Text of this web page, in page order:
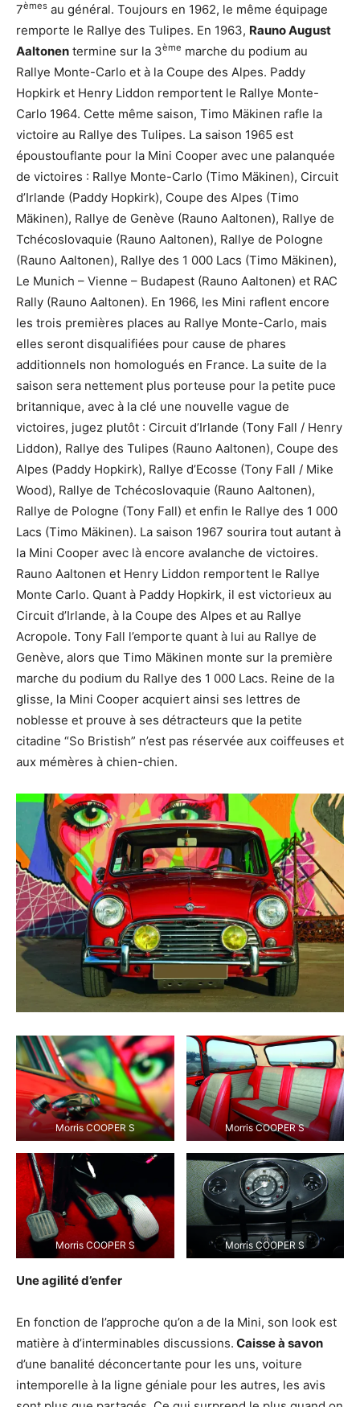
7èmes au général. Toujours en 1962, le même équipage
remporte le Rallye des Tulipes. En 1963, Rauno August
Aaltonen termine sur la 3ème marche du podium au
Rallye Monte-Carlo et à la Coupe des Alpes. Paddy
Hopkirk et Henry Liddon remportent le Rallye Monte-
Carlo 1964. Cette même saison, Timo Mäkinen rafle la
victoire au Rallye des Tulipes. La saison 1965 est
époustouflante pour la Mini Cooper avec une palanquée
de victoires : Rallye Monte-Carlo (Timo Mäkinen), Circuit
d’Irlande (Paddy Hopkirk), Coupe des Alpes (Timo
Mäkinen), Rallye de Genève (Rauno Aaltonen), Rallye de
Tchécoslovaquie (Rauno Aaltonen), Rallye de Pologne
(Rauno Aaltonen), Rallye des 1 000 Lacs (Timo Mäkinen),
Le Munich – Vienne – Budapest (Rauno Aaltonen) et RAC
Rally (Rauno Aaltonen). En 1966, les Mini raflent encore
les trois premières places au Rallye Monte-Carlo, mais
elles seront disqualifiées pour cause de phares
additionnels non homologués en France. La suite de la
saison sera nettement plus porteuse pour la petite puce
britannique, avec à la clé une nouvelle vague de
victoires, jugez plutôt : Circuit d’Irlande (Tony Fall / Henry
Liddon), Rallye des Tulipes (Rauno Aaltonen), Coupe des
Alpes (Paddy Hopkirk), Rallye d’Ecosse (Tony Fall / Mike
Wood), Rallye de Tchécoslovaquie (Rauno Aaltonen),
Rallye de Pologne (Tony Fall) et enfin le Rallye des 1 000
Lacs (Timo Mäkinen). La saison 1967 sourira tout autant à
la Mini Cooper avec là encore avalanche de victoires.
Rauno Aaltonen et Henry Liddon remportent le Rallye
Monte Carlo. Quant à Paddy Hopkirk, il est victorieux au
Circuit d’Irlande, à la Coupe des Alpes et au Rallye
Acropole. Tony Fall l’emporte quant à lui au Rallye de
Genève, alors que Timo Mäkinen monte sur la première
marche du podium du Rallye des 1 000 Lacs. Reine de la
glisse, la Mini Cooper acquiert ainsi ses lettres de
noblesse et prouve à ses détracteurs que la petite
citadine “So Bristish” n’est pas réservée aux coiffeuses et
aux mémères à chien-chien.
Morris COOPER S Morris COOPER S
Morris COOPER S Morris COOPER S
Une agilité d’enfer
En fonction de l’approche qu’on a de la Mini, son look est
matière à d’interminables discussions. Caisse à savon
d’une banalité déconcertante pour les uns, voiture
intemporelle à la ligne géniale pour les autres, les avis